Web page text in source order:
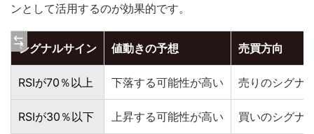
ンとして活用するのが効果的です。
シグナルサイン 値動きの予想 売買方向
RSIが70％以上 下落する可能性が高い 売りのシグナ
RSIが30％以下 上昇する可能性が高い 買いのシグナ